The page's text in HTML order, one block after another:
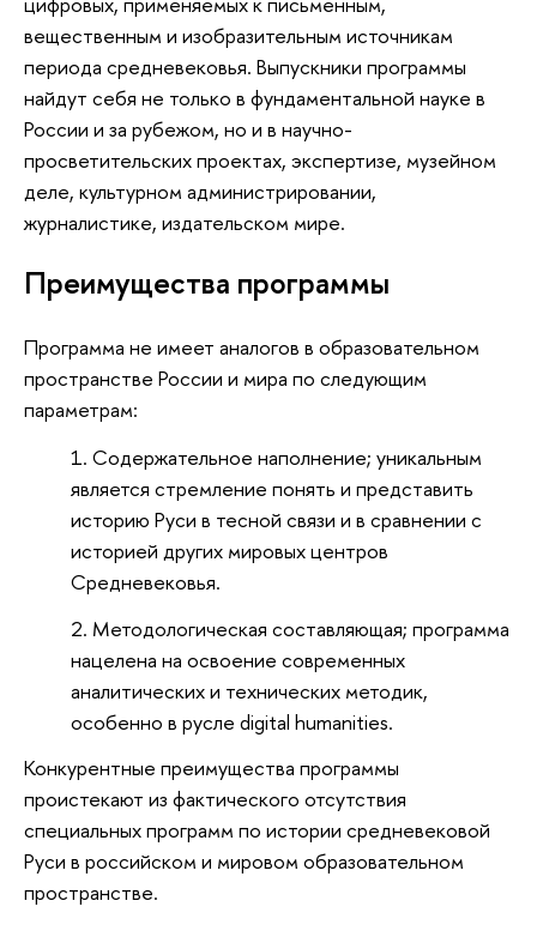
вещественным и изобразительным источникам
периода средневековья. Выпускники программы
найдут себя не только в фундаментальной науке в
России и за рубежом, но и в научно-
просветительских проектах, экспертизе, музейном
деле, культурном администрировании,
журналистике, издательском мире.
Преимущества программы
Программа не имеет аналогов в образовательном
пространстве России и мира по следующим
параметрам:
Содержательное наполнение; уникальным
является стремление понять и представить
историю Руси в тесной связи и в сравнении с
историей других мировых центров
Средневековья.
Методологическая составляющая; программа
нацелена на освоение современных
аналитических и технических методик,
особенно в русле digital humanities.
Конкурентные преимущества программы
проистекают из фактического отсутствия
специальных программ по истории средневековой
Руси в российском и мировом образовательном
пространстве.